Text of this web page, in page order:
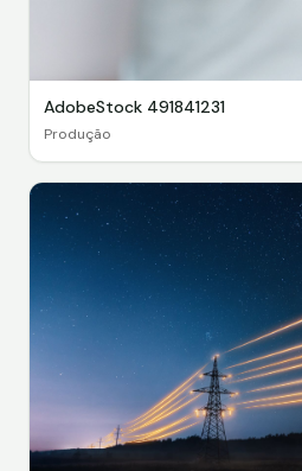
AdobeStock 491841231
Produção